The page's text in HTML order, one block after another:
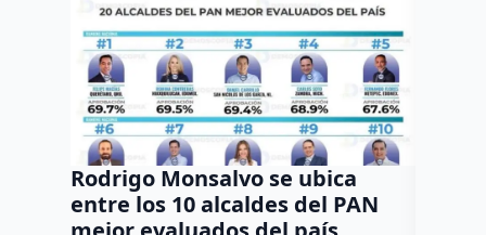
Rodrigo Monsalvo se ubica
entre los 10 alcaldes del PAN